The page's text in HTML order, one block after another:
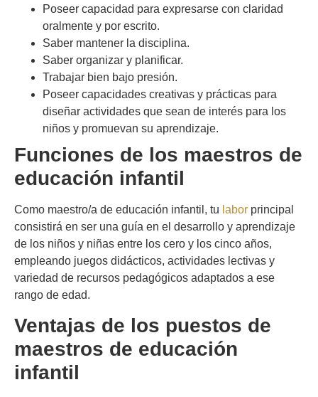
Poseer capacidad para expresarse con claridad
oralmente y por escrito.
Saber mantener la disciplina.
Saber organizar y planificar.
Trabajar bien bajo presión.
Poseer capacidades creativas y prácticas para
diseñar actividades que sean de interés para los
niños y promuevan su aprendizaje.
Funciones de los maestros de
educación infantil
Como maestro/a de educación infantil, tu labor principal
consistirá en ser una guía en el desarrollo y aprendizaje
de los niños y niñas entre los cero y los cinco años,
empleando juegos didácticos, actividades lectivas y
variedad de recursos pedagógicos adaptados a ese
rango de edad.
Ventajas de los puestos de
maestros de educación
infantil